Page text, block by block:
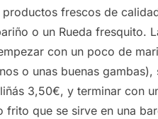
productos frescos de
o un Rueda fresquito.
con un poco de
o unas buenas
3,50€, y terminar con
frito que se sirve en una